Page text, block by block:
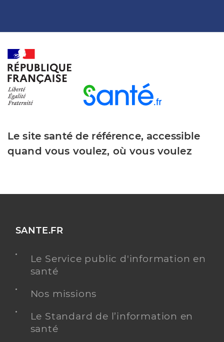
Le site santé de référence, accessible
quand vous voulez, où vous voulez
SANTE.FR
Le Service public d'information en
santé
Nos missions
Le Standard de l’information en
santé